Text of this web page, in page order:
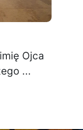
Ojca
...